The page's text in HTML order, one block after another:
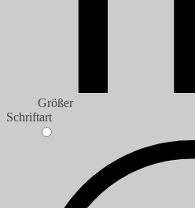
Größer
Schriftart